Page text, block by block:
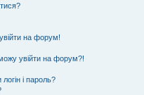
на форум!
увійти на форум?!
і пароль?